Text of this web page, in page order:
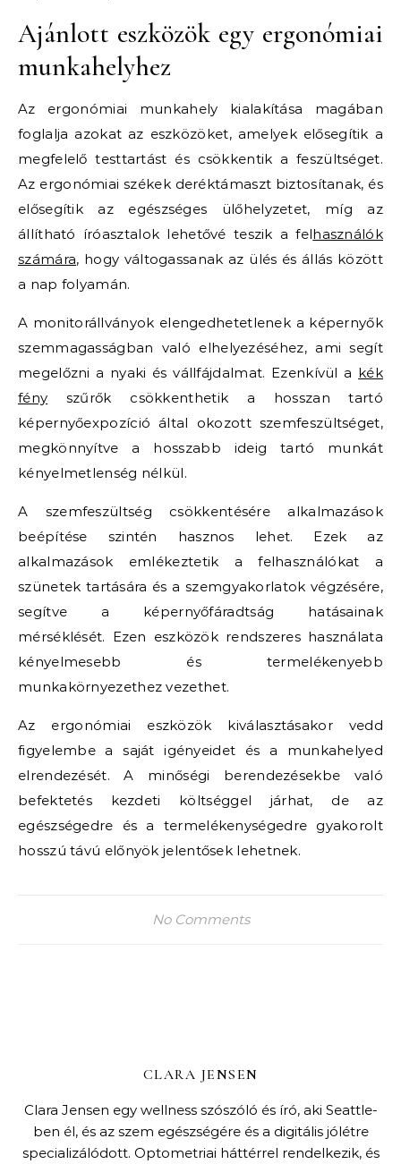
Ajánlott eszközök egy ergonómiai
munkahelyhez
Az ergonómiai munkahely kialakítása magában
foglalja azokat az eszközöket, amelyek elősegítik a
megfelelő testtartást és csökkentik a feszültséget.
Az ergonómiai székek deréktámaszt biztosítanak, és
elősegítik az egészséges ülőhelyzetet, míg az
állítható íróasztalok lehetővé teszik a felhasználók
számára, hogy váltogassanak az ülés és állás között
a nap folyamán.
A monitorállványok elengedhetetlenek a képernyők
szemmagasságban való elhelyezéséhez, ami segít
megelőzni a nyaki és vállfájdalmat. Ezenkívül a kék
fény szűrők csökkenthetik a hosszan tartó
képernyőexpozíció által okozott szemfeszültséget,
megkönnyítve a hosszabb ideig tartó munkát
kényelmetlenség nélkül.
A szemfeszültség csökkentésére alkalmazások
beépítése szintén hasznos lehet. Ezek az
alkalmazások emlékeztetik a felhasználókat a
szünetek tartására és a szemgyakorlatok végzésére,
segítve a képernyőfáradtság hatásainak
mérséklését. Ezen eszközök rendszeres használata
kényelmesebb és termelékenyebb
munkakörnyezethez vezethet.
Az ergonómiai eszközök kiválasztásakor vedd
figyelembe a saját igényeidet és a munkahelyed
elrendezését. A minőségi berendezésekbe való
befektetés kezdeti költséggel járhat, de az
egészségedre és a termelékenységedre gyakorolt
hosszú távú előnyök jelentősek lehetnek.
No Comments
CLARA JENSEN
Clara Jensen egy wellness szószóló és író, aki Seattle-
ben él, és az szem egészségére és a digitális jólétre
specializálódott. Optometriai háttérrel rendelkezik, és